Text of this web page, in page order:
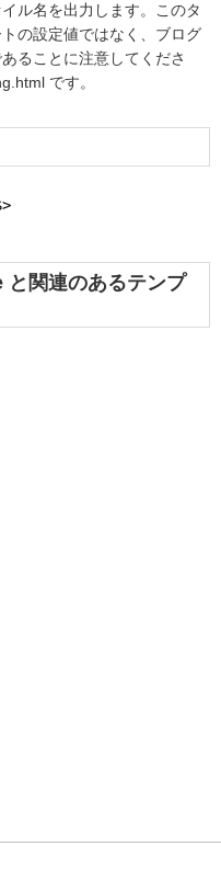
ル名を出力します。このタ
の設定値ではなく、ブログ
ることに注意してくださ
です。
関連のあるテンプ